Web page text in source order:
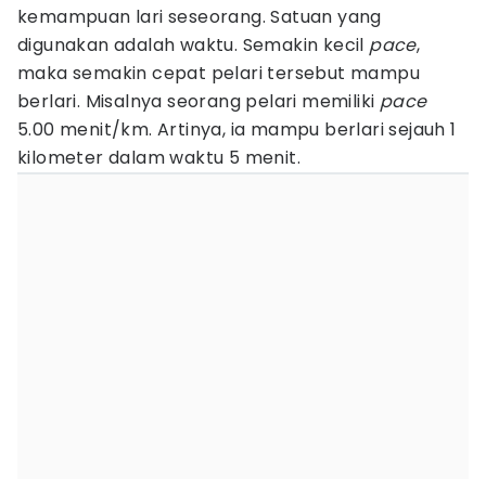
kemampuan lari seseorang. Satuan yang
digunakan adalah waktu. Semakin kecil pace,
maka semakin cepat pelari tersebut mampu
berlari. Misalnya seorang pelari memiliki pace
5.00 menit/km. Artinya, ia mampu berlari sejauh 1
kilometer dalam waktu 5 menit.